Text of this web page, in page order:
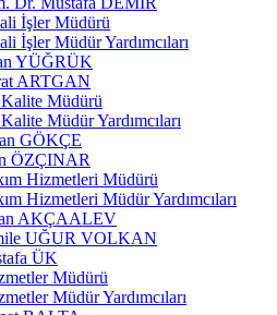
İşler Müdürü
İşler Müdür Yardımcıları
YÜĞRÜK
ARTGAN
Müdürü
Müdür Yardımcıları
GÖKÇE
ÖZÇINAR
Hizmetleri Müdürü
Hizmetleri Müdür Yardımcıları
AKÇAALEV
UĞUR VOLKAN
ÜK
Müdürü
Müdür Yardımcıları